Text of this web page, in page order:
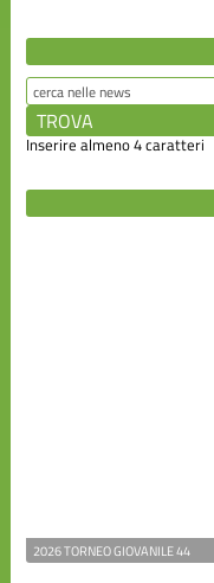
Inserire almeno 4 caratteri
2026 TORNEO GIOVANILE 44